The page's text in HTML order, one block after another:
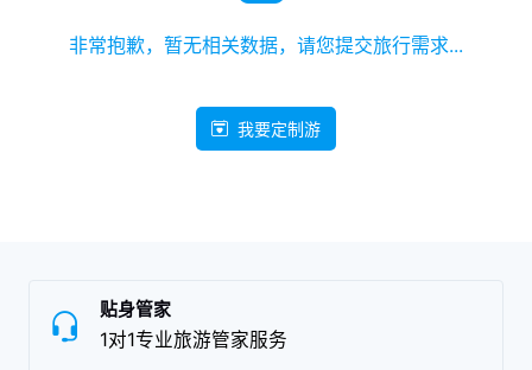
非常抱歉，暂无相关数据，请您提交旅行需求...
我要定制游
贴身管家
1对1专业旅游管家服务